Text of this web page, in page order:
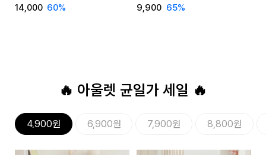
14,000 60%
9,900 65%
🔥 아울렛 균일가 세일 🔥
4,900원 6,900원 7,900원 8,800원